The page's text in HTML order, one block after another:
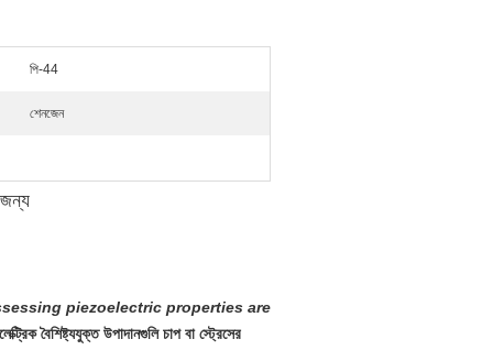
পি-44
শেনজেন
জন্য
piezoelectric properties are
বৈশিষ্ট্যযুক্ত উপাদানগুলি চাপ বা স্ট্রেসের